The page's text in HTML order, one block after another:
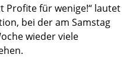
Profite für wenige!“ lautet
bei der am Samstag
wieder viele